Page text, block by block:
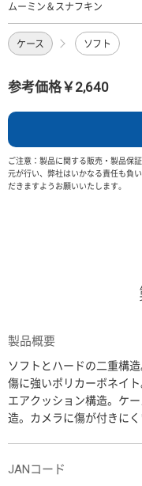
ムーミン＆スナフキン
ケース ソフト
参考価格￥2,640
ご注意：製品に関する販売・製品保
元が行い、弊社はいかなる責任も負
だきますようお願いいたします。
製品概要
ソフトとハードの二重構
傷に強いポリカーボネイ
エアクッション構造。ケ
造。カメラに傷が付きにく
JANコード